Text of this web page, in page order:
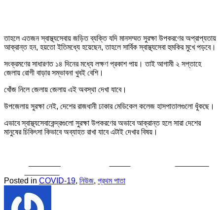
তাহলে এতজন স্বাস্থ্যসেবায় জড়িত ব্যক্তি যদি মানসম্মত সুরক্ষা উপকরণের অপ্রাপ্যতায়
আক্রান্ত হন, হয়তো ইতিমধ্যে হয়েছেন, তাহলে সার্বিক স্বাস্থ্যসেবা হুমকির মুখে পড়বে।
সংক্রমণের সাধারণত ১৪ দিনের মধ্যে লক্ষণ প্রকাশ পায়। তাই আগামী ২ সপ্তাহে
জেলায় রোগী বাড়ার সম্ভাবনা খুবই বেশি।
খোঁজ নিলে জেলায় জেলায় এই অবস্থা দেখা যাবে।
উপজেলায় সুরক্ষা নেই, দেশের রাজধানী ঢাকার মেডিকেল কলেজ হাসপাতালগুলো ধুঁকছে।
এভাবে স্বাস্থ্যসেবাকেন্দ্রগুলো সুরক্ষা উপকরণের অভাবে আক্রান্ত হলে সারা দেশের
মানুষের চিকিৎসা কিভাবে অব্যাহত রাখা যাবে এটাই দেখার বিষয়।
Posted in COVID-19, নিউজ, প্রথম পাতা